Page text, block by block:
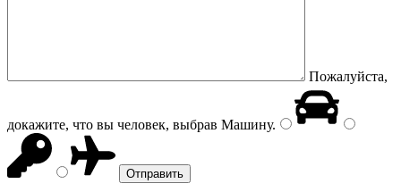
Пожалуйста,
докажите, что вы человек, выбрав Машину.